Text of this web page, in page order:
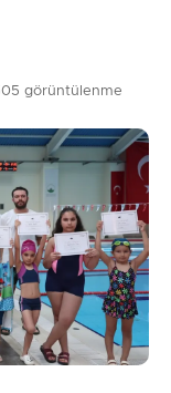
görüntülenme